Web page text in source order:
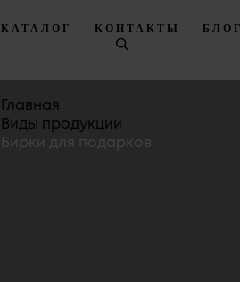
КАТАЛОГ КОНТАКТЫ
Главная
Виды продукции
Бирки для подарков